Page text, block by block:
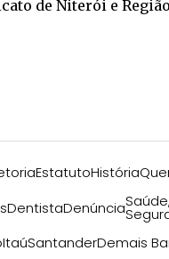
de Niterói e
EstatutoHistória
DentistaDenúncia
ItaúSantanderDemais